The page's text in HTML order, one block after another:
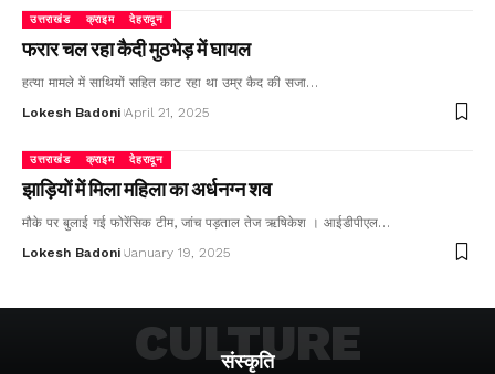
उत्तराखंड क्राइम देहरादून
फरार चल रहा कैदी मुठभेड़ में घायल
हत्या मामले में साथियों सहित काट रहा था उम्र कैद की सजा…
Lokesh Badoni April 21, 2025
उत्तराखंड क्राइम देहरादून
झाड़ियों में मिला महिला का अर्धनग्न शव
मौके पर बुलाई गई फोरेंसिक टीम, जांच पड़ताल तेज ऋषिकेश । आईडीपीएल…
Lokesh Badoni January 19, 2025
संस्कृति
CULTURE